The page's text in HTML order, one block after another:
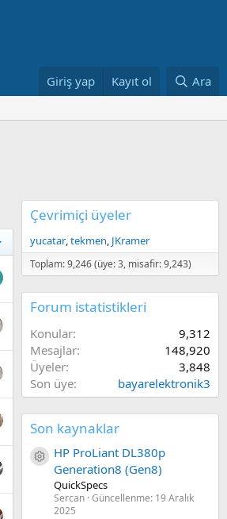
Giriş yap Kayıt ol Ara
Çevrimiçi üyeler
yucatar tekmen JKramer
Toplam: 9,246 (üye: 3, misafir: 9,243)
Forum istatistikleri
Konular
9,312
Mesajlar
148,920
Üyeler
3,848
Son üye
bayarelektronik3
Son kaynaklar
Kaynak ikon/amblem
HP ProLiant DL380p
Generation8 (Gen8)
QuickSpecs
Sercan Güncellenme: 19 Aralık
2025